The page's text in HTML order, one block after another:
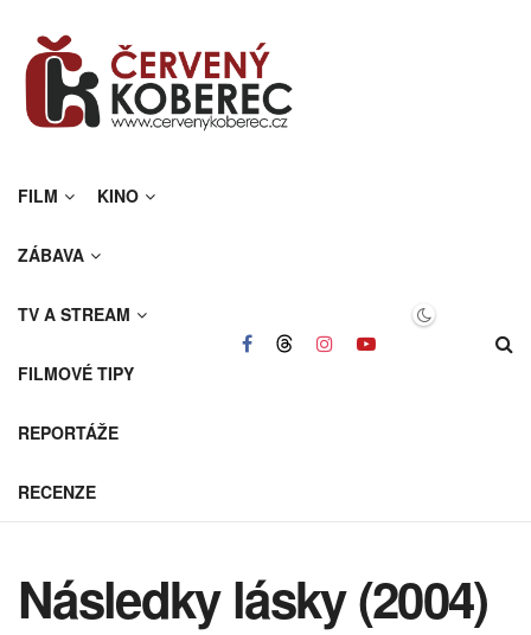
FILM KINO
ZÁBAVA
TV A STREAM
FILMOVÉ TIPY
REPORTÁŽE
RECENZE
Následky lásky (2004)